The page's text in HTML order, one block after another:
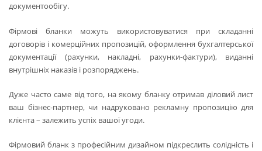
документообігу.
Фірмові бланки можуть використовуватися при складанні
договорів і комерційних пропозицій, оформлення бухгалтерської
документації (рахунки, накладні, рахунки-фактури), виданні
внутрішніх наказів і розпоряджень.
Дуже часто саме від того, на якому бланку отримав діловий лист
ваш бізнес-партнер, чи надруковано рекламну пропозицію для
клієнта – залежить успіх вашої угоди.
Фірмовий бланк з професійним дизайном підкреслить солідність і